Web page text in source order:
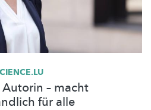
– macht
für alle